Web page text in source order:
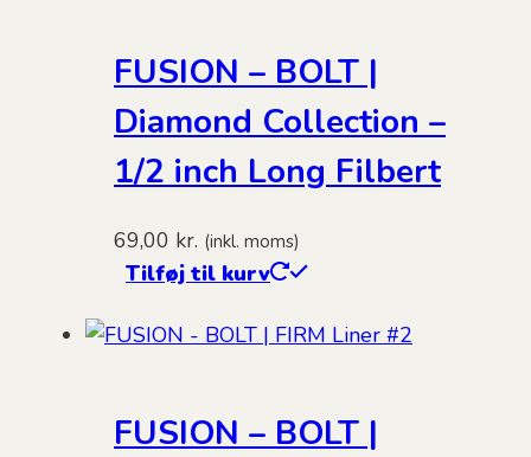
FUSION – BOLT |
Diamond Collection –
1/2 inch Long Filbert
69,00 kr. (inkl. moms)
Tilføj til kurv
FUSION – BOLT |